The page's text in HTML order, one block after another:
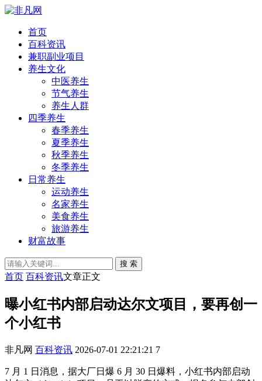
首页
百科资讯
兼职副业项目
养生文化
中医养生
节气养生
养生人群
四季养生
春季养生
夏季养生
秋季养生
冬季养生
日常养生
运动养生
名家养生
美食养生
旅游养生
财富故事
搜 索
首页 百科资讯文章正文
曝小红书内部启动达尔文项目，要再创一
个小红书
非凡网 百科资讯 2026-07-01 22:21:21 7
7 月 1 日消息，据大厂日爆 6 月 30 日爆料，小红书内部启动